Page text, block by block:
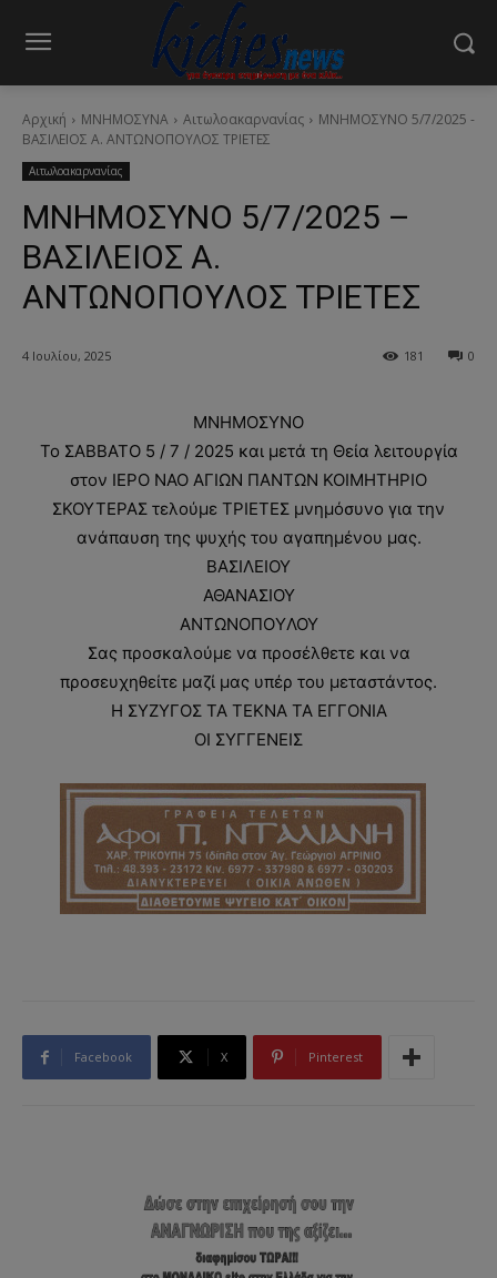
Αρχική ΜΝΗΜΟΣΥΝΑ Αιτωλοακαρνανίας
ΜΝΗΜΟΣΥΝΟ 5/7/2025 -
ΒΑΣΙΛΕΙΟΣ Α. ΑΝΤΩΝΟΠΟYΛΟΣ ΤΡΙΕΤΕΣ
Αιτωλοακαρνανίας
ΜΝΗΜΟΣΥΝΟ 5/7/2025 –
ΒΑΣΙΛΕΙΟΣ Α.
ΑΝΤΩΝΟΠΟYΛΟΣ ΤΡΙΕΤΕΣ
4 Ιουλίου, 2025 0
181
ΜΝΗΜΟΣΥΝΟ
Το ΣΑΒΒΑΤΟ 5 / 7 / 2025 και μετά τη Θεία λειτουργία
στον ΙΕΡΟ ΝΑΟ ΑΓΙΩΝ ΠΑΝΤΩΝ ΚΟΙΜΗΤΗΡΙΟ
ΣΚΟΥΤΕΡΑΣ τελούμε ΤΡΙΕΤΕΣ μνημόσυνο για την
ανάπαυση της ψυχής του αγαπημένου μας.
ΒΑΣΙΛΕΙΟΥ
ΑΘΑΝΑΣΙΟΥ
ΑΝΤΩΝΟΠΟYΛΟΥ
Σας προσκαλούμε να προσέλθετε και να
προσευχηθείτε μαζί μας υπέρ του μεταστάντος.
Η ΣΥΖΥΓΟΣ ΤΑ ΤΕΚΝΑ ΤΑ ΕΓΓΟΝΙΑ
ΟΙ ΣΥΓΓΕΝΕΙΣ
Facebook X Pinterest